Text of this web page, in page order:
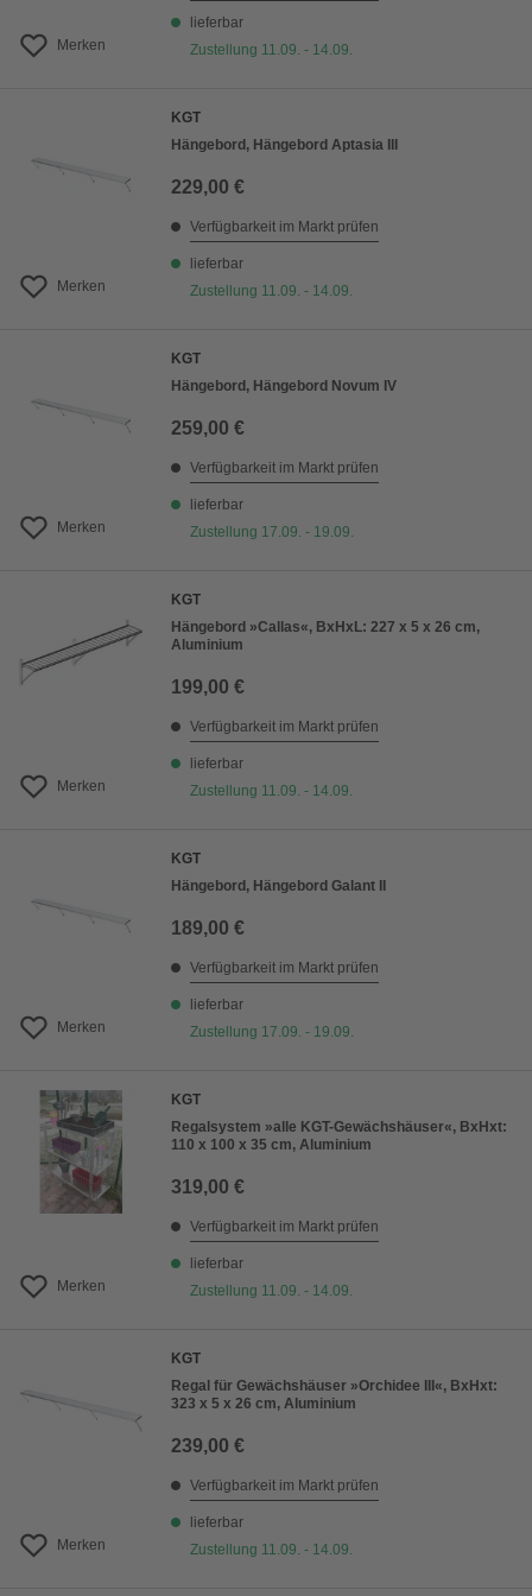
Merken
lieferbar
Zustellung 11.09. - 14.09.
Merken
KGT
Hängebord, Hängebord Aptasia III
229,00 €
Verfügbarkeit im Markt prüfen
lieferbar
Zustellung 11.09. - 14.09.
Merken
KGT
Hängebord, Hängebord Novum IV
259,00 €
Verfügbarkeit im Markt prüfen
lieferbar
Zustellung 17.09. - 19.09.
Merken
KGT
Hängebord »Callas«, BxHxL: 227 x 5 x 26 cm,
Aluminium
199,00 €
Verfügbarkeit im Markt prüfen
lieferbar
Zustellung 11.09. - 14.09.
Merken
KGT
Hängebord, Hängebord Galant II
189,00 €
Verfügbarkeit im Markt prüfen
lieferbar
Zustellung 17.09. - 19.09.
Merken
KGT
Regalsystem »alle KGT-Gewächshäuser«, BxHxt:
110 x 100 x 35 cm, Aluminium
319,00 €
Verfügbarkeit im Markt prüfen
lieferbar
Zustellung 11.09. - 14.09.
Merken
KGT
Regal für Gewächshäuser »Orchidee III«, BxHxt:
323 x 5 x 26 cm, Aluminium
239,00 €
Verfügbarkeit im Markt prüfen
lieferbar
Zustellung 11.09. - 14.09.